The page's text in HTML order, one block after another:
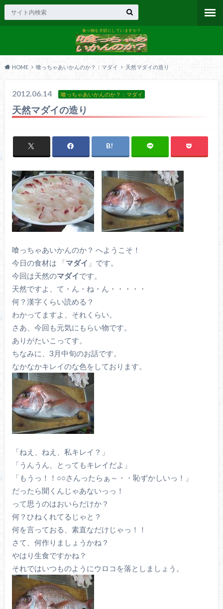
食べ物を大切にしていますか？
HOME 喰っちゃあいかんのか？：マダイ 天然マダイの造り
2012.06.14 喰っちゃあいかんのか？：マダイ
天然マダイの造り
喰っちゃあいかんのか？ へようこそ！
今日の食材は 「マダイ 」です。
今回は天然のマダイです。
天然ですよ、て・ん・ね・ん・・・・・
何？漢字くらい読める？
わかってますよ、それくらい。
さあ、今回も元気にもらい物です。
ありがたいこってす。
ちなみに、3月中旬のお話です。
なかなかキレイのな色をしております。
「ねえ、ねえ、私キレイ？」
「うんうん、とってもキレイだよ」
「もうっ！！○○さんったらぁ～・・恥ずかしいっ！」
だったら聞くんじゃあないっっ！
って思うのはおいらだけか？
何？ひねくれてるじゃと？
何を言っておる、素直なだけじゃっ！！
さて、何作りましょうかね？
やはり生食ですかね？
それではいつものようにウロコを落としましょう。